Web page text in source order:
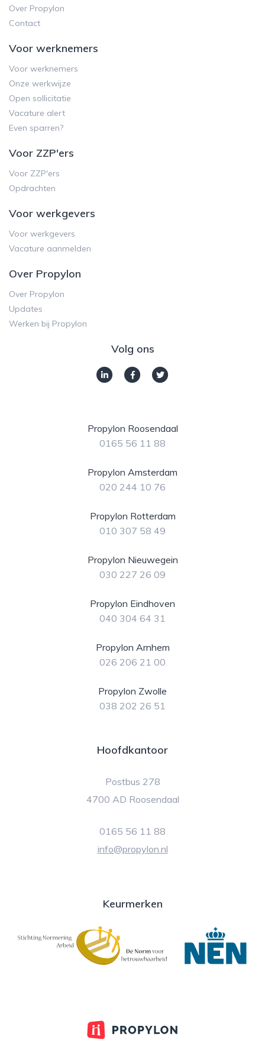
Over Propylon
Contact
Voor werknemers
Voor werknemers
Onze werkwijze
Open sollicitatie
Vacature alert
Even sparren?
Voor ZZP'ers
Voor ZZP'ers
Opdrachten
Voor werkgevers
Voor werkgevers
Vacature aanmelden
Over Propylon
Over Propylon
Updates
Werken bij Propylon
Volg ons
Propylon Roosendaal
0165 56 11 88
Propylon Amsterdam
020 244 10 76
Propylon Rotterdam
010 307 58 49
Propylon Nieuwegein
030 227 26 09
Propylon Eindhoven
040 304 64 31
Propylon Arnhem
026 206 21 00
Propylon Zwolle
038 202 26 51
Hoofdkantoor
Postbus 278
4700 AD Roosendaal
0165 56 11 88
info@propylon.nl
Keurmerken